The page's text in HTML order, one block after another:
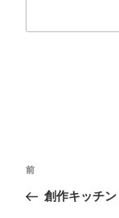
ナ
前
の
前
創作キッチ